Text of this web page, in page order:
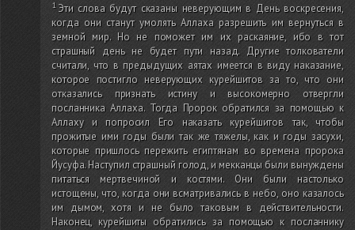
Эти слова будут сказаны неверующим в День воскресения,
когда они станут умолять Аллаха разрешить им вернуться в
земной мир. Но не поможет им их раскаяние, ибо в тот
страшный день не будет пути назад. Другие толкователи
считали, что в предыдущих аятах имеется в виду наказание,
которое постигло неверующих курейшитов за то, что они
отказались признать истину и высокомерно отвергли
посланника Аллаха. Тогда Пророк обратился за помощью к
Аллаху и попросил Его наказать курейшитов так, чтобы
прожитые ими годы были так же тяжелы, как и годы засухи,
которые пришлось пережить египтянам во времена пророка
Йусуфа. Наступил страшный голод, и мекканцы были вынуждены
питаться мертвечиной и костями. Они были настолько
истощены, что, когда они всматривались в небо, оно казалось
им дымом, хотя и не было таковым в действительности.
Наконец, курейшиты обратились за помощью к посланнику